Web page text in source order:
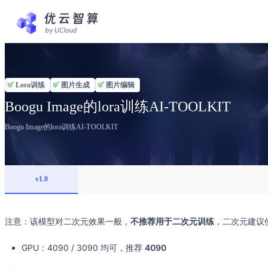
Lora训练 图片生成 图片编辑
Boogu Image的lora训练AI-TOOLKIT
Boogu Image的lora训练AI-TOOLKIT
v1.0
注意：该模型对二次元效果一般， 不推荐用于二次元训练 ，二次元建
GPU：4090 / 3090 均可，推荐 4090